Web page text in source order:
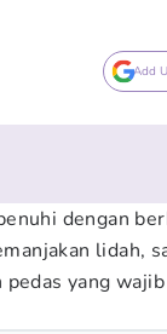
Add
dengan
lidah,
yang